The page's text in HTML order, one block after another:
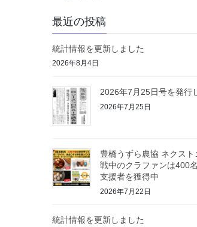
最近の投稿
統計情報を更新しました
2026年8月4日
2026年7月25日号を発行
2026年7月25日
豊橋うずら農協 ネクスト
戦中のクラファンは400
支援者を獲得中
2026年7月22日
統計情報を更新しました